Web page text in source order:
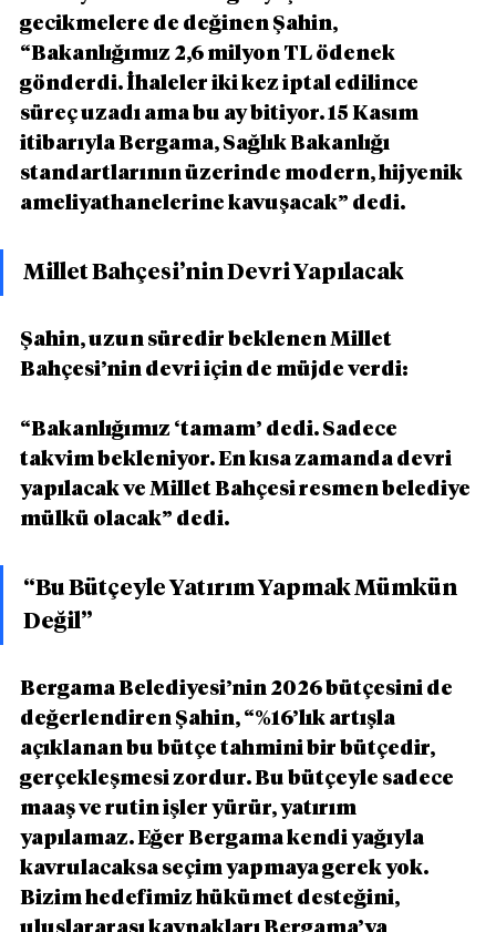
gecikmelere de değinen Şahin,
“Bakanlığımız 2,6 milyon TL ödenek
gönderdi. İhaleler iki kez iptal edilince
süreç uzadı ama bu ay bitiyor. 15 Kasım
itibarıyla Bergama, Sağlık Bakanlığı
standartlarının üzerinde modern, hijyenik
ameliyathanelerine kavuşacak” dedi.
Millet Bahçesi’nin Devri Yapılacak
Şahin, uzun süredir beklenen Millet
Bahçesi’nin devri için de müjde verdi:
“Bakanlığımız ‘tamam’ dedi. Sadece
takvim bekleniyor. En kısa zamanda devri
yapılacak ve Millet Bahçesi resmen belediye
mülkü olacak” dedi.
“Bu Bütçeyle Yatırım Yapmak Mümkün
Değil”
Bergama Belediyesi’nin 2026 bütçesini de
değerlendiren Şahin, “%16’lık artışla
açıklanan bu bütçe tahmini bir bütçedir,
gerçekleşmesi zordur. Bu bütçeyle sadece
maaş ve rutin işler yürür, yatırım
yapılamaz. Eğer Bergama kendi yağıyla
kavrulacaksa seçim yapmaya gerek yok.
Bizim hedefimiz hükümet desteğini,